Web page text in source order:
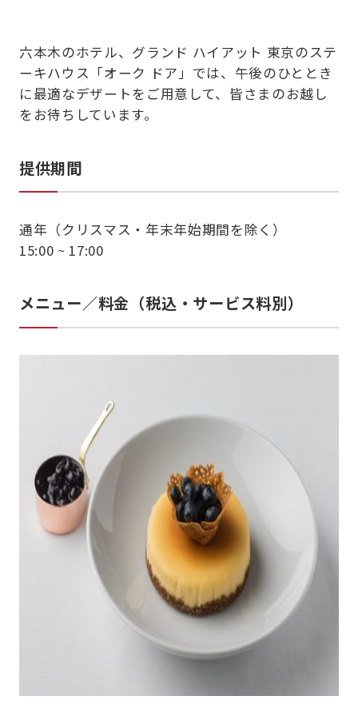
六本木のホテル、グランド ハイアット 東京のステ
ーキハウス「オーク ドア」では、午後のひととき
に最適なデザートをご用意して、皆さまのお越し
をお待ちしています。
提供期間
通年（クリスマス・年末年始期間を除く）
15:00 ~ 17:00
メニュー／料金（税込・サービス料別）